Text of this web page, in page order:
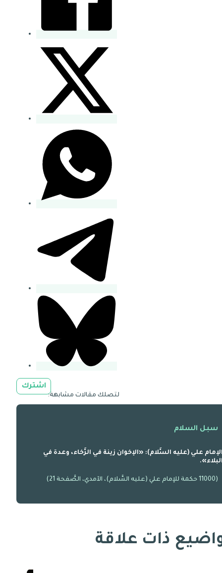
اشترك
لتصلك مقالات مشابهة:
سبل السلام
علي (عليه السَّلام): «الإخوان زينة في الرَّخاء، وعدة في
(11000 حكمة للإمام علي (عليه السَّلام)، الآمدي، الصَّفحة 21)
ذات علاقة